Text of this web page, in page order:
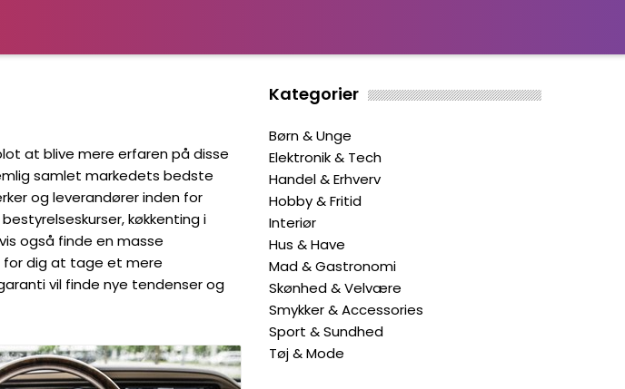
at blive mere erfaren på disse
samlet markedets bedste
og leverandører inden for
køkkenting i
også finde en masse
for dig at tage et mere
vil finde nye tendenser og
Kategorier
Børn & Unge
Elektronik & Tech
Handel & Erhverv
Hobby & Fritid
Interiør
Hus & Have
Mad & Gastronomi
Skønhed & Velvære
Smykker & Accessories
Sport & Sundhed
Tøj & Mode